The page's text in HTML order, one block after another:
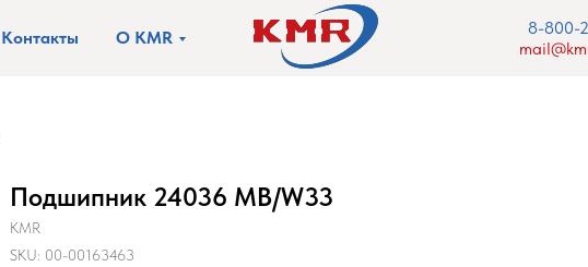
Контакты О KMR
8-800-
Подшипник 24036 MB/W33
KMR
SKU: 00-00163463